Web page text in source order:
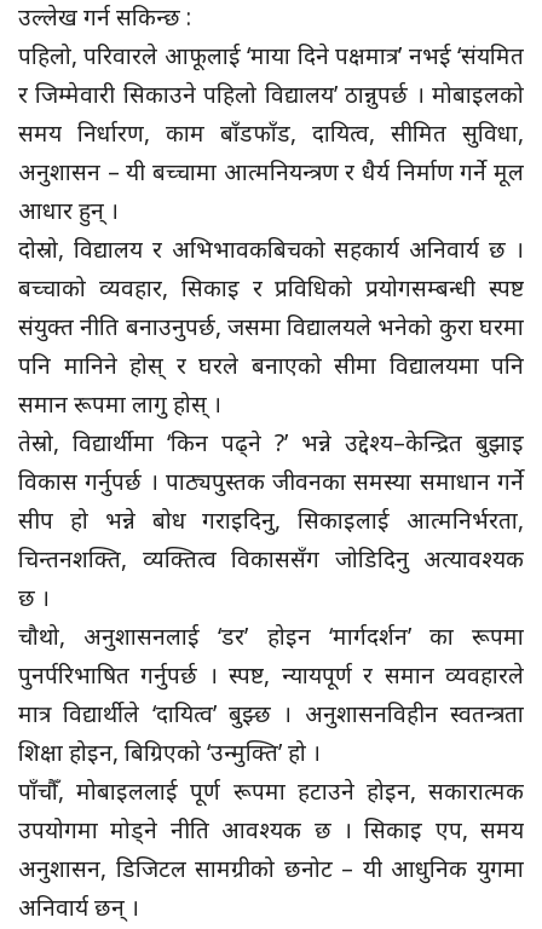
उल्लेख गर्न सकिन्छ :
पहिलो, परिवारले आफूलाई ‘माया दिने पक्षमात्र’ नभई ‘संयमित
र जिम्मेवारी सिकाउने पहिलो विद्यालय’ ठान्नुपर्छ । मोबाइलको
समय निर्धारण, काम बाँडफाँड, दायित्व, सीमित सुविधा,
अनुशासन – यी बच्चामा आत्मनियन्त्रण र धैर्य निर्माण गर्ने मूल
आधार हुन् ।
दोस्रो, विद्यालय र अभिभावकबिचको सहकार्य अनिवार्य छ ।
बच्चाको व्यवहार, सिकाइ र प्रविधिको प्रयोगसम्बन्धी स्पष्ट
संयुक्त नीति बनाउनुपर्छ, जसमा विद्यालयले भनेको कुरा घरमा
पनि मानिने होस् र घरले बनाएको सीमा विद्यालयमा पनि
समान रूपमा लागु होस् ।
तेस्रो, विद्यार्थीमा ‘किन पढ्ने ?’ भन्ने उद्देश्य–केन्द्रित बुझाइ
विकास गर्नुपर्छ । पाठ्यपुस्तक जीवनका समस्या समाधान गर्ने
सीप हो भन्ने बोध गराइदिनु, सिकाइलाई आत्मनिर्भरता,
चिन्तनशक्ति, व्यक्तित्व विकाससँग जोडिदिनु अत्यावश्यक
छ ।
चौथो, अनुशासनलाई ‘डर’ होइन ‘मार्गदर्शन’ का रूपमा
पुनर्परिभाषित गर्नुपर्छ । स्पष्ट, न्यायपूर्ण र समान व्यवहारले
मात्र विद्यार्थीले ‘दायित्व’ बुझ्छ । अनुशासनविहीन स्वतन्त्रता
शिक्षा होइन, बिग्रिएको ‘उन्मुक्ति’ हो ।
पाँचौँ, मोबाइललाई पूर्ण रूपमा हटाउने होइन, सकारात्मक
उपयोगमा मोड्ने नीति आवश्यक छ । सिकाइ एप, समय
अनुशासन, डिजिटल सामग्रीको छनोट – यी आधुनिक युगमा
अनिवार्य छन् ।